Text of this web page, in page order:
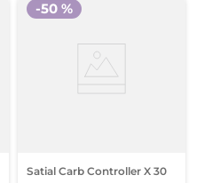
Satial Carb Controller X 30
-50 %